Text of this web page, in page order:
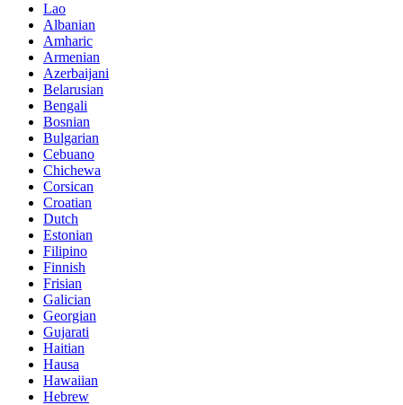
Lao
Albanian
Amharic
Armenian
Azerbaijani
Belarusian
Bengali
Bosnian
Bulgarian
Cebuano
Chichewa
Corsican
Croatian
Dutch
Estonian
Filipino
Finnish
Frisian
Galician
Georgian
Gujarati
Haitian
Hausa
Hawaiian
Hebrew